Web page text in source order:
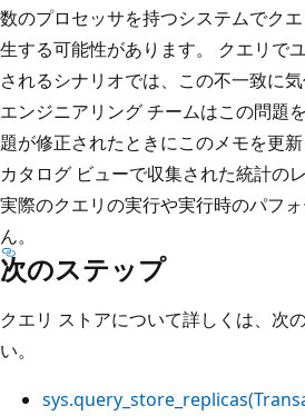
数のプロセッサを持つシステムでク
生する可能性があります。 クエリで
されるシナリオでは、この不一致に気
エンジニアリング チームはこの問題
題が修正されたときにこのメモを更
カタログ ビューで収集された統計の
実際のクエリの実行や実行時のパフ
ん。
次のステップ
クエリ ストアについて詳しくは、次
い。